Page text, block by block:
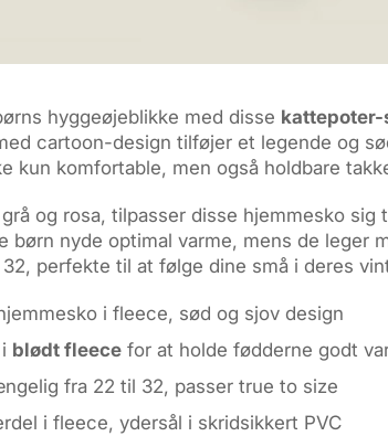
hyggeøjeblikke med disse
cartoon-design tilføjer et legende og
kun komfortable, men også holdbare
og rosa, tilpasser disse hjemmesko
børn nyde optimal varme, mens de leger
perfekte til at følge dine små i deres
i fleece, sød og sjov design
blødt fleece for at holde fødderne godt
fra 22 til 32, passer true to size
i fleece, ydersål i skridsikkert PVC